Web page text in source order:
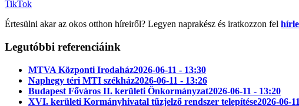
TikTok
Értesülni akar az okos otthon híreiről? Legyen naprakész és iratkozzon fel
Legutóbbi referenciáink
MTVA Központi Irodaház2026-06-11 - 13:30
Naphegy téri MTI székház2026-06-11 - 13:26
Budapest Főváros II. kerületi Önkormányzat2026-06-11 - 13:20
XVI. kerületi Kormányhivatal tűzjelző rendszer telepítése2026-06-